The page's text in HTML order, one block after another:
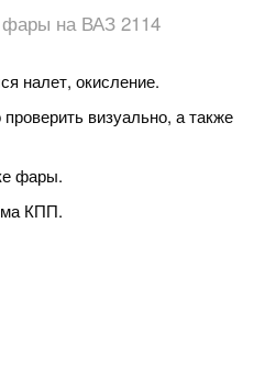
на ВАЗ 2114
налет, окисление.
визуально, а также
фары.
КПП.